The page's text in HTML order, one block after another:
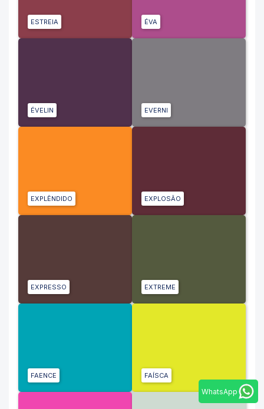
ESTREIA ÉVA
ÉVELIN EVERNI
EXPLÊNDIDO EXPLOSÃO
EXPRESSO EXTREME
FAENCE FAÍSCA
WhatsApp